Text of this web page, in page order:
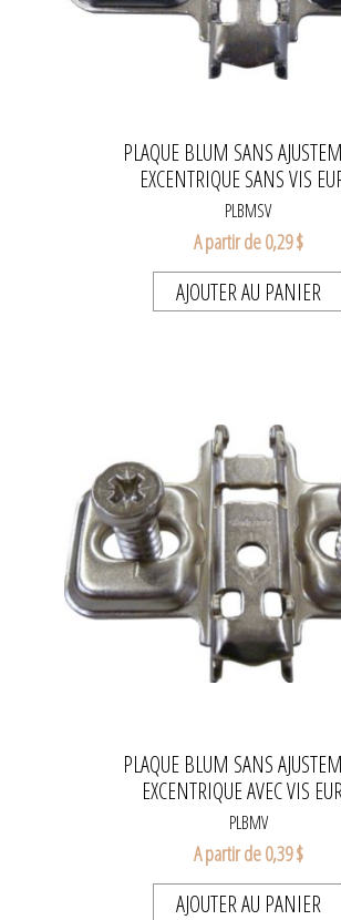
PLAQUE BLUM SANS
EXCENTRIQUE SANS VIS
PLBMSV
A partir de 0,29 $
AJOUTER AU PANIER
PLAQUE BLUM SANS
EXCENTRIQUE AVEC VIS
PLBMV
A partir de 0,39 $
AJOUTER AU PANIER